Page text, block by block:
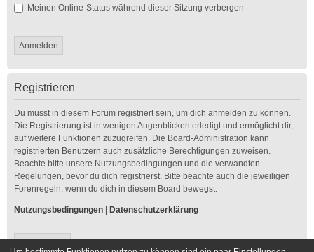
Meinen Online-Status während dieser Sitzung verbergen
Registrieren
Du musst in diesem Forum registriert sein, um dich anmelden zu können.
Die Registrierung ist in wenigen Augenblicken erledigt und ermöglicht dir,
auf weitere Funktionen zuzugreifen. Die Board-Administration kann
registrierten Benutzern auch zusätzliche Berechtigungen zuweisen.
Beachte bitte unsere Nutzungsbedingungen und die verwandten
Regelungen, bevor du dich registrierst. Bitte beachte auch die jeweiligen
Forenregeln, wenn du dich in diesem Board bewegst.
Nutzungsbedingungen Datenschutzerklärung